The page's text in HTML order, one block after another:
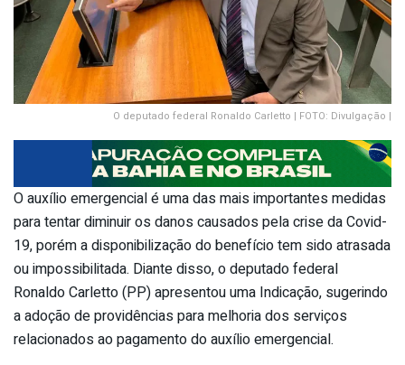
O deputado federal Ronaldo Carletto | FOTO: Divulgação |
O auxílio emergencial é uma das mais importantes medidas
para tentar diminuir os danos causados pela crise da Covid-
19, porém a disponibilização do benefício tem sido atrasada
ou impossibilitada. Diante disso, o deputado federal
Ronaldo Carletto (PP) apresentou uma Indicação, sugerindo
a adoção de providências para melhoria dos serviços
relacionados ao pagamento do auxílio emergencial.